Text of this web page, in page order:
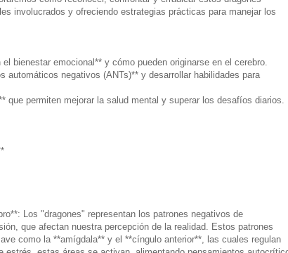
involucrados y ofreciendo estrategias prácticas para manejar los
bienestar emocional** y cómo pueden originarse en el cerebro.
automáticos negativos (ANTs)** y desarrollar habilidades para
que permiten mejorar la salud mental y superar los desafíos diarios.
Los "dragones" representan los patrones negativos de
que afectan nuestra percepción de la realidad. Estos patrones
como la **amígdala** y el **cíngulo anterior**, las cuales regulan